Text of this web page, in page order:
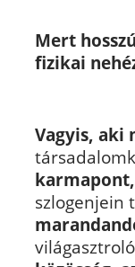
Mert
fizikai
Vagyis, aki
szlogenjein